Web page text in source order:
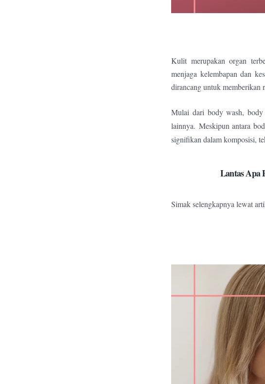
Kulit merupakan organ
menjaga kelembapan dan
dirancang untuk memberikan
Mulai dari body wash,
lainnya. Meskipun antara
signifikan dalam komposisi,
Lantas Apa
Simak selengkapnya lewat